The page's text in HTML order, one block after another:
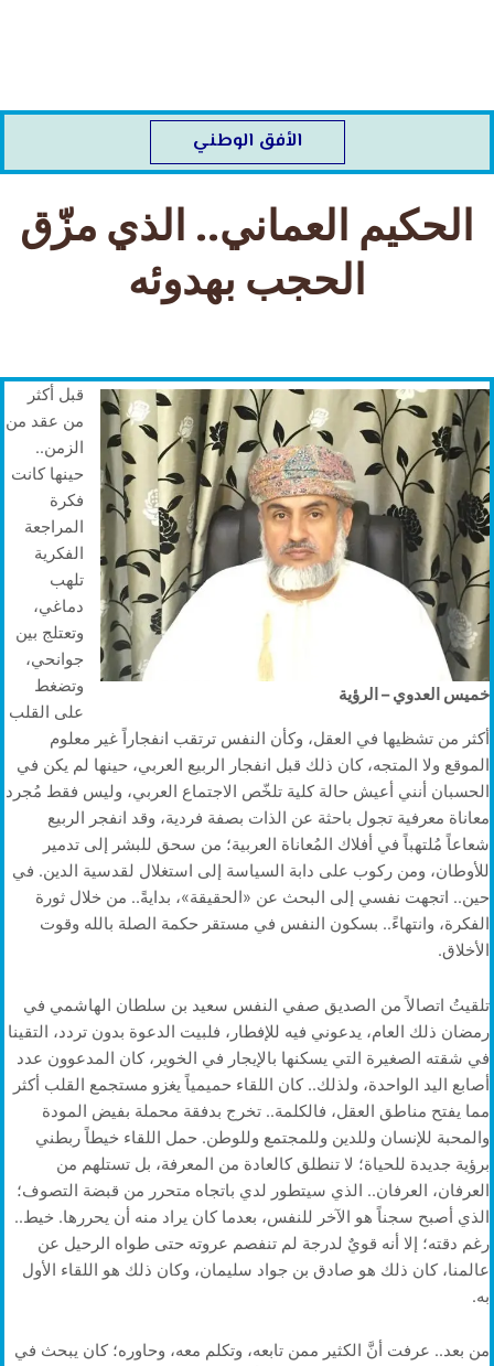
الأفق الوطني
الحكيم العماني.. الذي مزّق
الحجب بهدوئه
خميس العدوي – الرؤية
قبل أكثر
من عقد من
الزمن..
حينها كانت
فكرة
المراجعة
الفكرية
تلهب
دماغي،
وتعتلج بين
جوانحي،
وتضغط
على القلب
أكثر من تشظيها في العقل، وكأن النفس ترتقب انفجاراً غير معلوم
الموقع ولا المتجه، كان ذلك قبل انفجار الربيع العربي، حينها لم يكن في
الحسبان أنني أعيش حالة كلية تلخّص الاجتماع العربي، وليس فقط مُجرد
معاناة معرفية تجول باحثة عن الذات بصفة فردية، وقد انفجر الربيع
شعاعاً مُلتهباً في أفلاك المُعاناة العربية؛ من سحق للبشر إلى تدمير
للأوطان، ومن ركوب على دابة السياسة إلى استغلال لقدسية الدين. في
حين.. اتجهت نفسي إلى البحث عن «الحقيقة»، بدايةً.. من خلال ثورة
الفكرة، وانتهاءً.. بسكون النفس في مستقر حكمة الصلة بالله وقوت
الأخلاق.
تلقيتُ اتصالاً من الصديق صفي النفس سعيد بن سلطان الهاشمي في
رمضان ذلك العام، يدعوني فيه للإفطار، فلبيت الدعوة بدون تردد، التقينا
في شقته الصغيرة التي يسكنها بالإيجار في الخوير، كان المدعوون عدد
أصابع اليد الواحدة، ولذلك.. كان اللقاء حميمياً يغزو مستجمع القلب أكثر
مما يفتح مناطق العقل، فالكلمة.. تخرج بدفقة محملة بفيض المودة
والمحبة للإنسان وللدين وللمجتمع وللوطن. حمل اللقاء خيطاً ربطني
برؤية جديدة للحياة؛ لا تنطلق كالعادة من المعرفة، بل تستلهم من
العرفان، العرفان.. الذي سيتطور لدي باتجاه متحرر من قبضة التصوف؛
الذي أصبح سجناً هو الآخر للنفس، بعدما كان يراد منه أن يحررها. خيط..
رغم دقته؛ إلا أنه قويٌ لدرجة لم تنفصم عروته حتى طواه الرحيل عن
عالمنا، كان ذلك هو صادق بن جواد سليمان، وكان ذلك هو اللقاء الأول
به.
من بعد.. عرفت أنَّ الكثير ممن تابعه، وتكلم معه، وحاوره؛ كان يبحث في